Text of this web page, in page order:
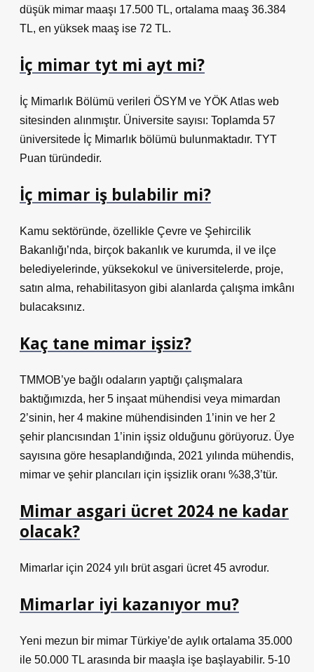
düşük mimar maaşı 17.500 TL, ortalama maaş 36.384
TL, en yüksek maaş ise 72 TL.
İç mimar tyt mi ayt mi?
İç Mimarlık Bölümü verileri ÖSYM ve YÖK Atlas web
sitesinden alınmıştır. Üniversite sayısı: Toplamda 57
üniversitede İç Mimarlık bölümü bulunmaktadır. TYT
Puan türündedir.
İç mimar iş bulabilir mi?
Kamu sektöründe, özellikle Çevre ve Şehircilik
Bakanlığı’nda, birçok bakanlık ve kurumda, il ve ilçe
belediyelerinde, yüksekokul ve üniversitelerde, proje,
satın alma, rehabilitasyon gibi alanlarda çalışma imkânı
bulacaksınız.
Kaç tane mimar işsiz?
TMMOB’ye bağlı odaların yaptığı çalışmalara
baktığımızda, her 5 inşaat mühendisi veya mimardan
2’sinin, her 4 makine mühendisinden 1’inin ve her 2
şehir plancısından 1’inin işsiz olduğunu görüyoruz. Üye
sayısına göre hesaplandığında, 2021 yılında mühendis,
mimar ve şehir plancıları için işsizlik oranı %38,3’tür.
Mimar asgari ücret 2024 ne kadar
olacak?
Mimarlar için 2024 yılı brüt asgari ücret 45 avrodur.
Mimarlar iyi kazanıyor mu?
Yeni mezun bir mimar Türkiye’de aylık ortalama 35.000
ile 50.000 TL arasında bir maaşla işe başlayabilir. 5-10